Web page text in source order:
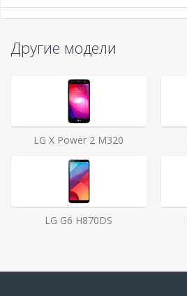
Другие модели
LG X Power 2 M320
LG G6 H870DS